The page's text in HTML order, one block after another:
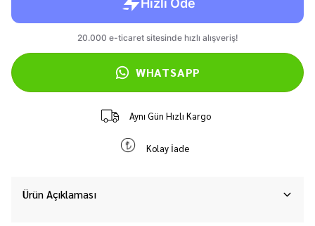
WHATSAPP
Aynı Gün Hızlı Kargo
Kolay İade
Ürün Açıklaması